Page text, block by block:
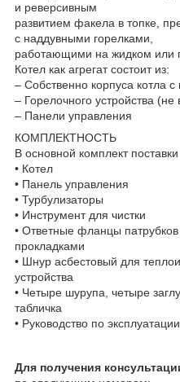
и реверсивным
развитием факела в топке,
с наддувными горелками,
работающими на жидком или
Котел как агрегат состоит из:
– Собственно корпуса котла
– Горелочного устройства (не
– Панели управления
КОМПЛЕКТНОСТЬ
В основной комплект
• Котел
• Панель управления
• Турбулизаторы
• Инструмент для чистки
• Ответные фланцы
прокладками
• Шнур асбестовый для
устройства
• Четыре шурупа, четыре
табличка
• Руководство по
Для получения